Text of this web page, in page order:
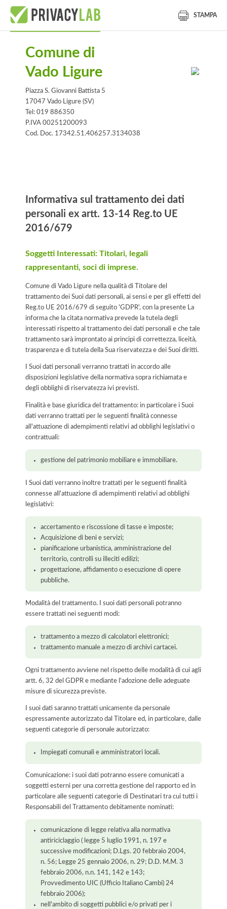
STAMPA
Comune di
Vado Ligure
Piazza S. Giovanni Battista 5
17047 Vado Ligure (SV)
Tel: 019 886350
P.IVA 00251200093
Cod. Doc. 17342.51.406257.3134038
Informativa sul trattamento dei dati
personali ex artt. 13-14 Reg.to UE
2016/679
Soggetti Interessati: Titolari, legali
rappresentanti, soci di imprese.
Comune di Vado Ligure nella qualità di Titolare del
trattamento dei Suoi dati personali, ai sensi e per gli effetti del
Reg.to UE 2016/679 di seguito 'GDPR', con la presente La
informa che la citata normativa prevede la tutela degli
interessati rispetto al trattamento dei dati personali e che tale
trattamento sarà improntato ai principi di correttezza, liceità,
trasparenza e di tutela della Sua riservatezza e dei Suoi diritti.
I Suoi dati personali verranno trattati in accordo alle
disposizioni legislative della normativa sopra richiamata e
degli obblighi di riservatezza ivi previsti.
Finalità e base giuridica del trattamento: in particolare i Suoi
dati verranno trattati per le seguenti finalità connesse
all'attuazione di adempimenti relativi ad obblighi legislativi o
contrattuali:
gestione del patrimonio mobiliare e immobiliare.
I Suoi dati verranno inoltre trattati per le seguenti finalità
connesse all'attuazione di adempimenti relativi ad obblighi
legislativi:
accertamento e riscossione di tasse e imposte;
Acquisizione di beni e servizi;
pianificazione urbanistica, amministrazione del
territorio, controlli su illeciti edilizi;
progettazione, affidamento o esecuzione di opere
pubbliche.
Modalità del trattamento. I suoi dati personali potranno
essere trattati nei seguenti modi:
trattamento a mezzo di calcolatori elettronici;
trattamento manuale a mezzo di archivi cartacei.
Ogni trattamento avviene nel rispetto delle modalità di cui agli
artt. 6, 32 del GDPR e mediante l'adozione delle adeguate
misure di sicurezza previste.
I suoi dati saranno trattati unicamente da personale
espressamente autorizzato dal Titolare ed, in particolare, dalle
seguenti categorie di personale autorizzato:
Impiegati comunali e amministratori locali.
Comunicazione: i suoi dati potranno essere comunicati a
soggetti esterni per una corretta gestione del rapporto ed in
particolare alle seguenti categorie di Destinatari tra cui tutti i
Responsabili del Trattamento debitamente nominati:
comunicazione di legge relativa alla normativa
antiriciclaggio ( legge 5 luglio 1991, n. 197 e
successive modificazioni; D.Lgs. 20 febbraio 2004,
n. 56; Legge 25 gennaio 2006, n. 29; D.D. M.M. 3
febbraio 2006, n.n. 141, 142 e 143;
Provvedimento UIC (Ufficio Italiano Cambi) 24
febbraio 2006);
nell'ambito di soggetti pubblici e/o privati per i